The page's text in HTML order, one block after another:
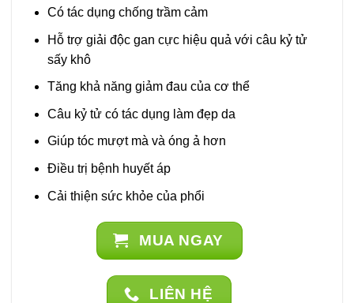
Có tác dụng chống trầm cảm
Hỗ trợ giải độc gan cực hiệu quả với câu kỷ tử
sấy khô
Tăng khả năng giảm đau của cơ thể
Câu kỷ tử có tác dụng làm đẹp da
Giúp tóc mượt mà và óng ả hơn
Điều trị bệnh huyết áp
Cải thiện sức khỏe của phổi
MUA NGAY
LIÊN HỆ